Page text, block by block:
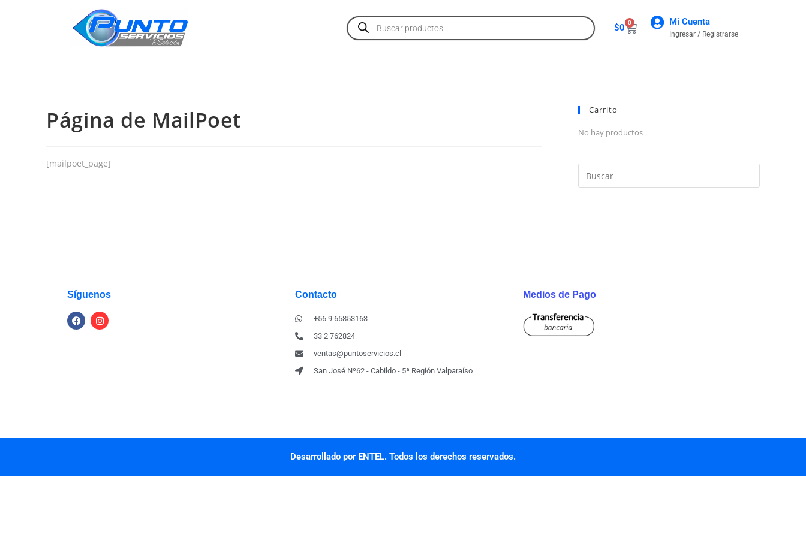
$0 0 Mi Cuenta
Ingresar / Registrarse
Página de MailPoet
[mailpoet_page]
Carrito
No hay productos
Síguenos Contacto
+56 9 65853163
33 2 762824
ventas@puntoservicios.cl
San José Nº62 - Cabildo - 5ª Región Valparaíso
Medios de Pago
Desarrollado por ENTEL. Todos los derechos reservados.